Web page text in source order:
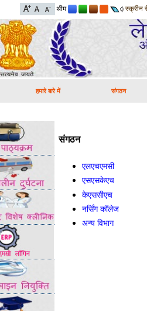
थीम स्क्रीन
हमारे बारे में संगठन
संगठन
एलएचएमसी
एसएसकेएच
केएससीएच
नर्सिंग कॉलेज
अन्य विभाग